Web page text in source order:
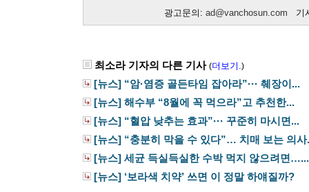
광고문의: ad@vanchosun.com 기
최소라 기자의 다른 기사 (더보기.)
[뉴스] “암·염증 골든타임 잡아라”··· 췌장이...
[뉴스] 해수부 “8월에 꼭 먹으라”고 추천한...
[뉴스] “혈압 낮추는 효과”··· 꾸준히 마시면...
[뉴스] “충분히 막을 수 있다”… 치매 보는 의사
[뉴스] 세균 득실득실한 수박 먹지 않으려면…...
[뉴스] ‘보라색 치약’ 쓰면 이 정말 하얘질까?